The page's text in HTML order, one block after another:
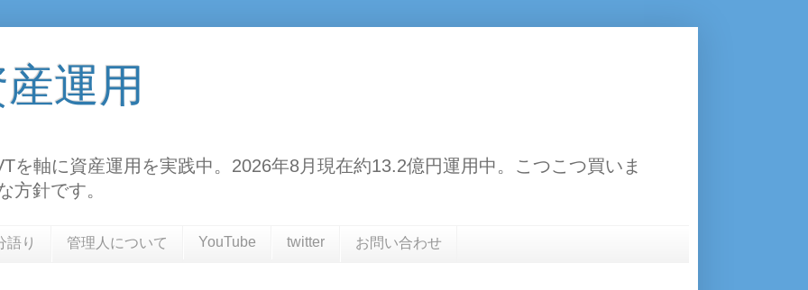
運用
を軸に資産運用を実践中。2026年8月現在約13.2億円運用中。こつこつ買いま
方針です。
語り 管理人について YouTube twitter お問い合わせ